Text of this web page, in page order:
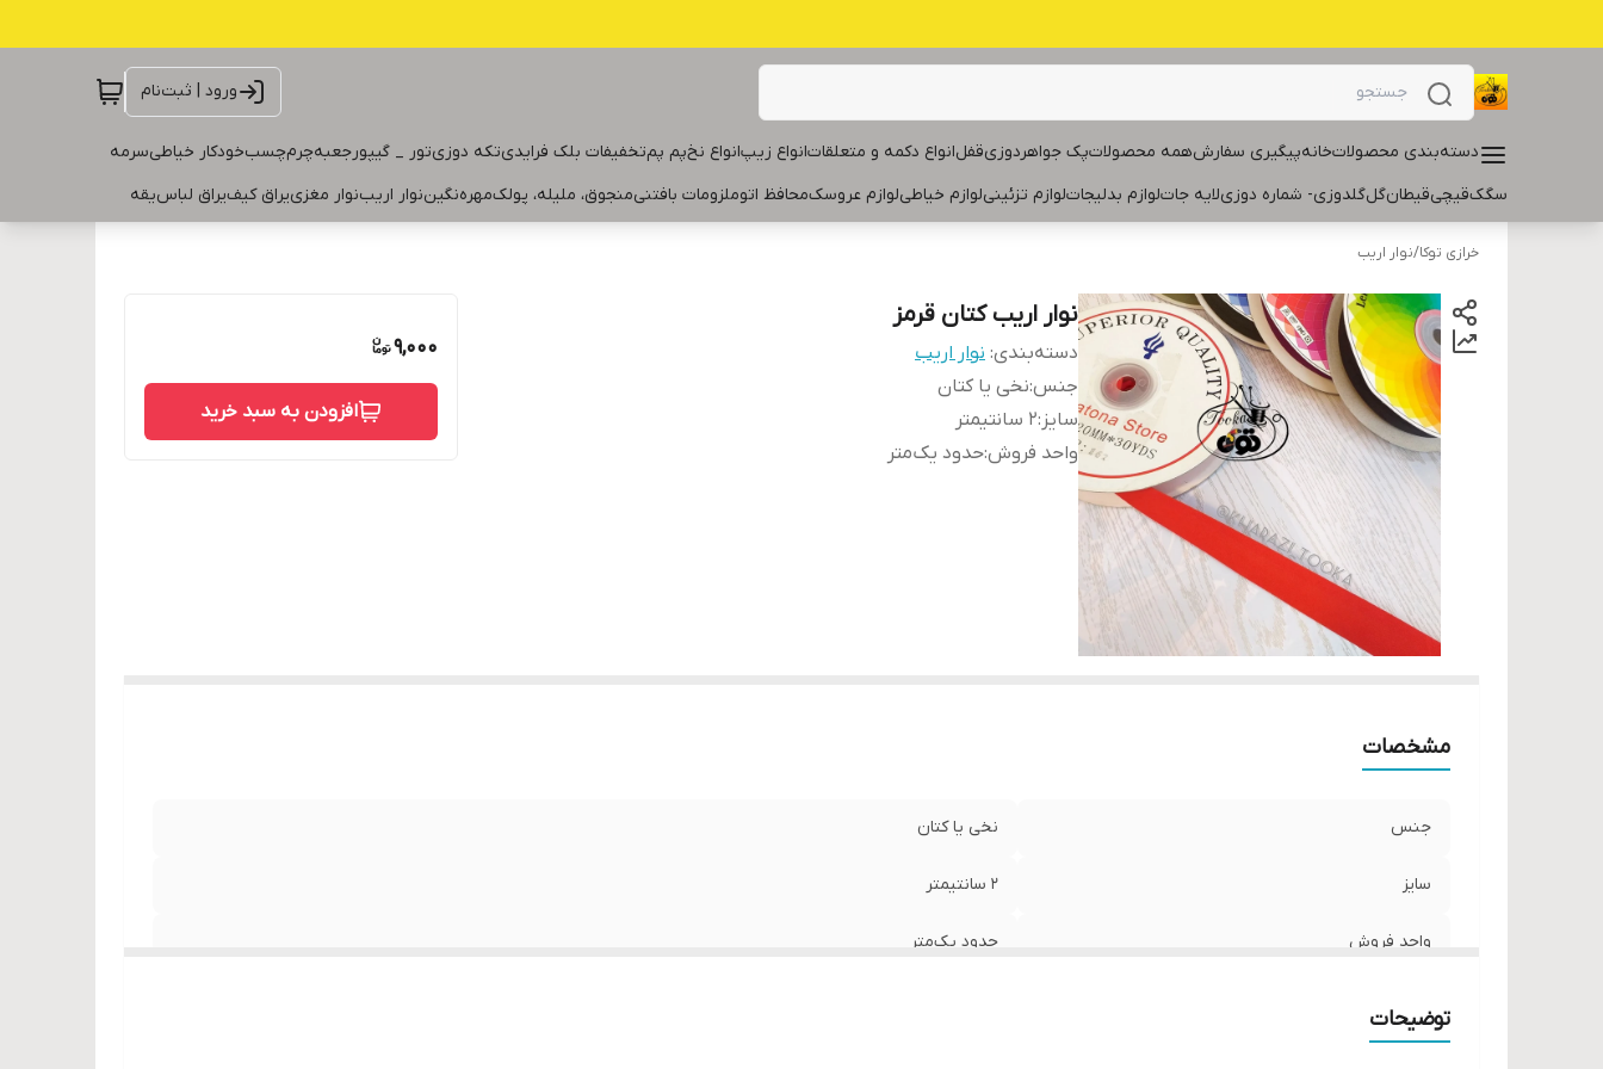
ورود | ثبت‌نام
دسته‌بندی محصولاتخانهپیگیری سفارشهمه محصولاتپک جواهردوزیقفلانواع دکمه و متعلقاتانواع زیپانواع نخپم پمتخفیفات بلک فرایدیتکه دوزیتور _ گیپورجعبهچرمچسبخودکار خیاطیسرمه
سگکقیچیقیطانگلگلدوزی- شماره دوزیلایه جاتلوازم بدلیجاتلوازم تزئینیلوازم خیاطیلوازم عروسکمحافظ اتوملزومات بافتنیمنجوق، ملیله، پولکمهرهنگیننوار اریبنوار مغزییراق کیفیراق لباسیقه
خرازی توکا/نوار اریب
نوار اریب کتان قرمز
دسته‌بندی: نوار اریب
جنس:نخی یا کتان
سایز :۲ سانتیمتر
واحد فروش:حدود یک‌متر
9,000
افزودن به سبد خرید
مشخصات
جنس نخی یا کتان
سایز ۲ سانتیمتر
واحد فروش حدود یک‌متر
توضیحات